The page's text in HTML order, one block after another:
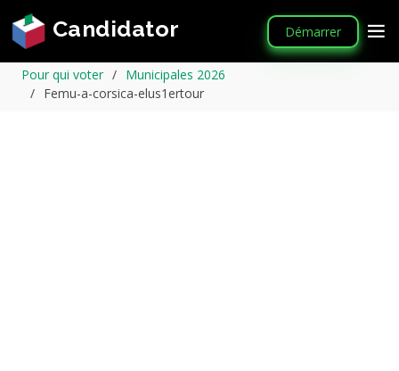
Candidator Démarrer
Pour qui voter
Municipales 2026
Femu-a-corsica-elus1ertour